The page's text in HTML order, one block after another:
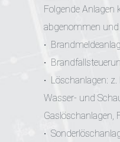
Folgende
abgenommen und
·
·
· Löschanlagen: z.
Wasser- und
Gaslöschanlagen,
·